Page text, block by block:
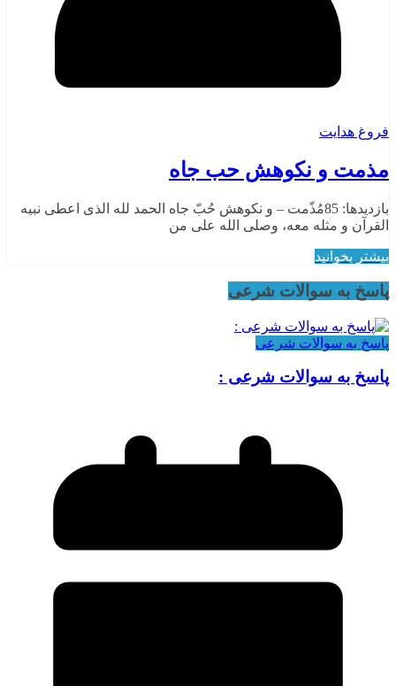
فروغ هدایت
مذمت و نکوهش حب جاه
بازدیدها: 85مُذّمت – و نکوهش حُبّ جاه الحمد لله الذی اعطی نبیه
القرآن و مثله معه، وصلی الله علی من
بیشتر بخوانید
پاسخ به سوالات شرعی
پاسخ به سوالات شرعی
پاسخ به سوالات شرعی :